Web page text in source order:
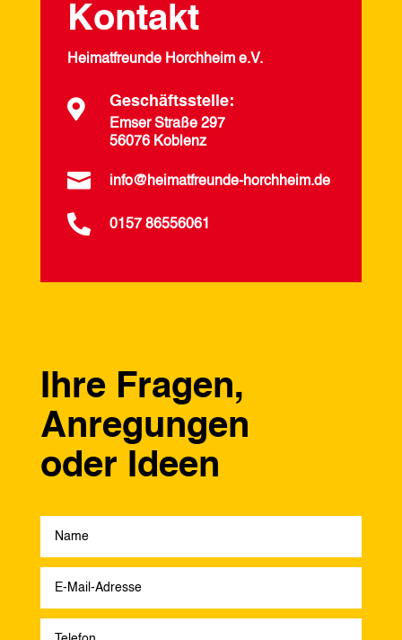
Kontakt
Heimatfreunde Horchheim e.V.
 Geschäftsstelle:
Emser Straße 297
56076 Koblenz
 info@heimatfreunde-horchheim.de
 0157 86556061
Ihre Fragen,
Anregungen
oder Ideen